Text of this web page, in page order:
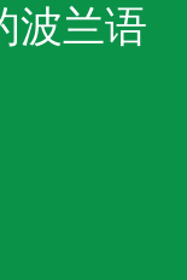
免费的。
多地参加
波兰语